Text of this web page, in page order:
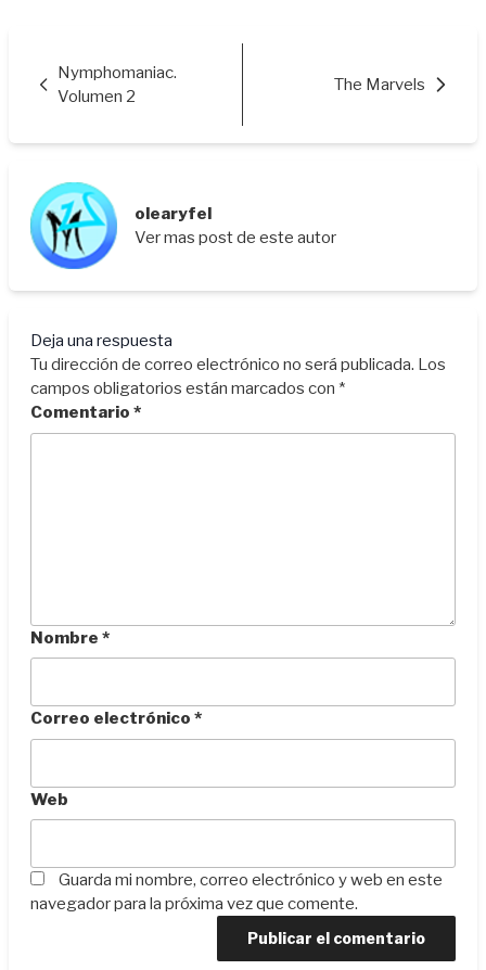
Nymphomaniac.
Volumen 2
The Marvels
olearyfel
Ver mas post de este autor
Deja una respuesta
Tu dirección de correo electrónico no será publicada. Los
campos obligatorios están marcados con *
Comentario *
Nombre *
Correo electrónico *
Web
Guarda mi nombre, correo electrónico y web en este
navegador para la próxima vez que comente.